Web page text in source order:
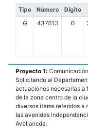
Tipo Número Digito
G
437613 0
Proyecto 1: Comunicación
Solicitando al
actuaciones necesarias a
de la zona centro de la
diversos ítems referidos a
las avenidas
Avellaneda.